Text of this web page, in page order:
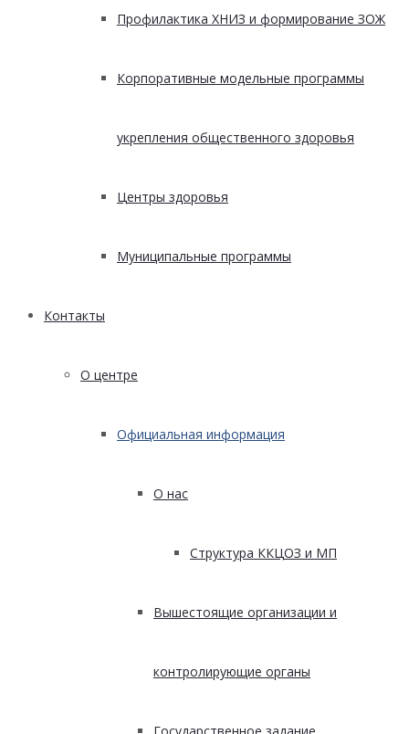
Профилактика ХНИЗ и формирование ЗОЖ
Корпоративные модельные программы
укрепления общественного здоровья
Центры здоровья
Муниципальные программы
Контакты
О центре
Официальная информация
О нас
Структура ККЦОЗ и МП
Вышестоящие организации и
контролирующие органы